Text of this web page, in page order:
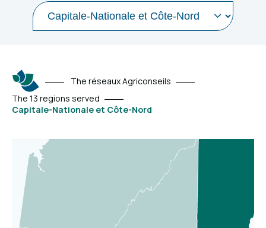
Select
a
region
to
its
page
and
more.
The réseaux Agriconseils
The 13 regions served
Capitale-Nationale et Côte-Nord